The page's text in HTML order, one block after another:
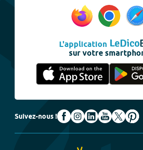
L'application
sur votre
Suivez-nous !